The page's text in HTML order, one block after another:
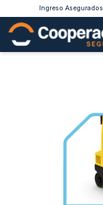
Ingreso Asegurados